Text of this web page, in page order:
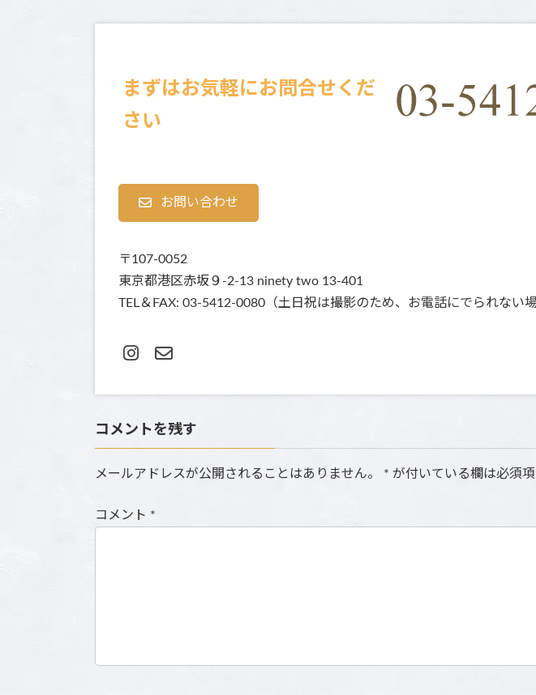
まずはお気軽にお問合せくだ
さい
お問い合わせ
〒107-0052
東京都港区赤坂９-2-13 ninety two 13-401
TEL＆FAX: 03-5412-0080（土日祝は撮影のため、お電話にでられない
コメントを残す
メールアドレスが公開されることはありません。 * が付いている欄は必須
コメント *